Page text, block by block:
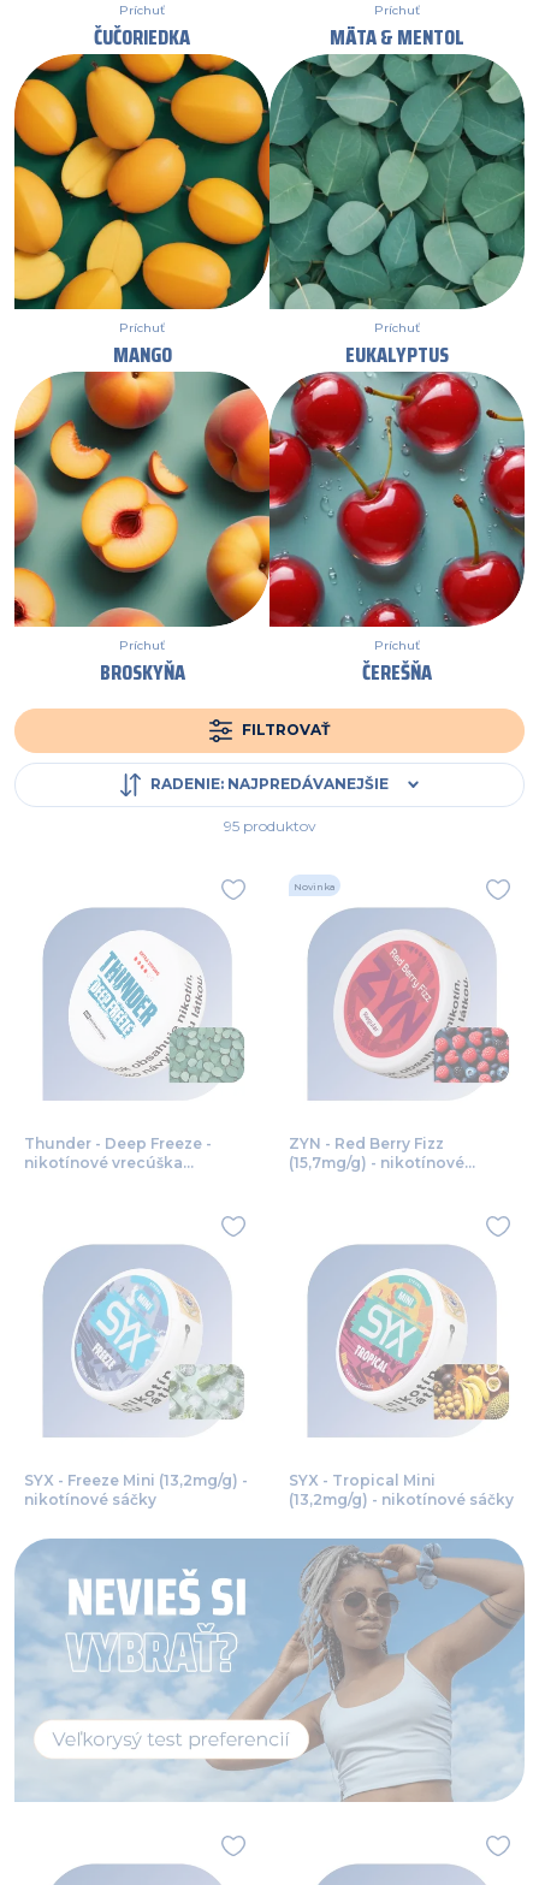
Príchuť
ČUČORIEDKA
Príchuť
MÄTA & MENTOL
Príchuť
MANGO
Príchuť
EUKALYPTUS
Príchuť
BROSKYŇA
Príchuť
ČEREŠŇA
FILTROVAŤ
RADENIE: NAJPREDÁVANEJŠIE
95 produktov
Thunder - Deep Freeze -
nikotínové vrecúška
Novinka
ZYN - Red Berry Fizz
(15,7mg/g) - nikotínové
SYX - Freeze Mini (13,2mg/g) -
nikotínové sáčky
SYX - Tropical Mini
(13,2mg/g) - nikotínové sáčky